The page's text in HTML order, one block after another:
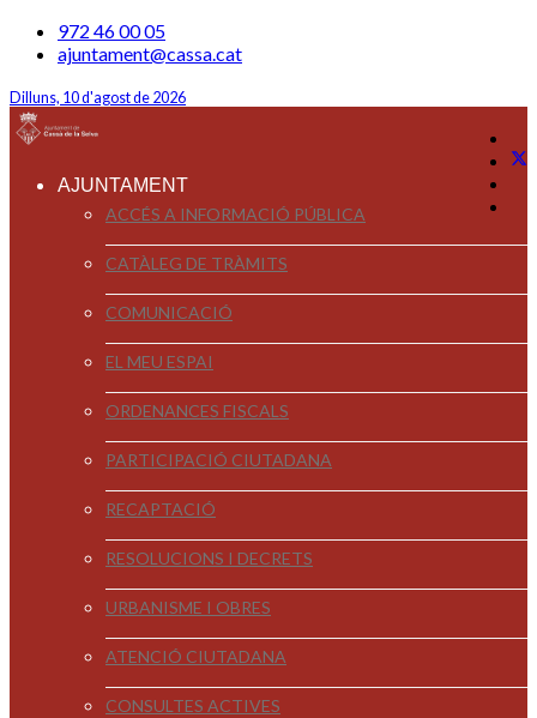
972 46 00 05
ajuntament@cassa.cat
Dilluns, 10 d'agost de 2026
AJUNTAMENT
ACCÉS A INFORMACIÓ PÚBLICA
CATÀLEG DE TRÀMITS
COMUNICACIÓ
EL MEU ESPAI
ORDENANCES FISCALS
PARTICIPACIÓ CIUTADANA
RECAPTACIÓ
RESOLUCIONS I DECRETS
URBANISME I OBRES
ATENCIÓ CIUTADANA
CONSULTES ACTIVES